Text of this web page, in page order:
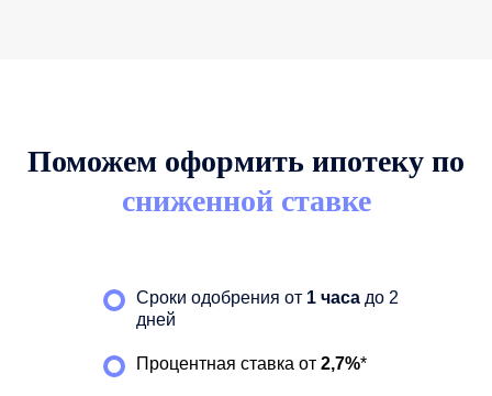
Поможем оформить ипотеку по
сниженной ставке
Сроки одобрения от 1 часа до 2
дней
Процентная ставка от 2,7%*